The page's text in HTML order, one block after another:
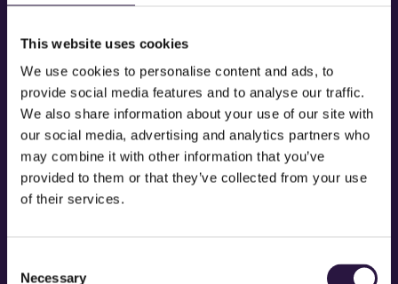
This website uses cookies
We use cookies to personalise content and ads, to
provide social media features and to analyse our traffic.
We also share information about your use of our site with
our social media, advertising and analytics partners who
may combine it with other information that you’ve
provided to them or that they’ve collected from your use
of their services.
Necessary
8.1. Opdrachtgever zal MediaLane steeds tijdig alle voor een
behoorlijke uitvoering van de Opdracht nuttige en noodzakelijke
gegevens of inlichtingen verschaffen en alle medewerking verlenen.
8.2. Indien is overeengekomen dat Opdrachtgever materialen of
gegevens op informatiedragers ter beschikking zal stellen, zullen deze
voldoen aan de voor het uitvoeren van de werkzaamheden